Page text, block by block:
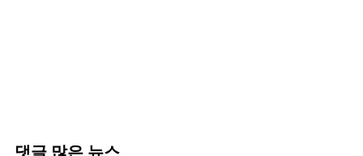
댓글 많은 뉴스